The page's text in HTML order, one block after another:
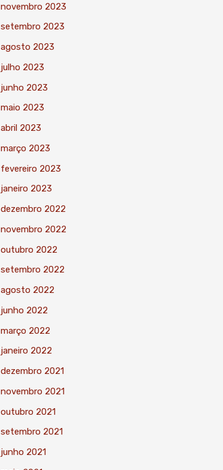
novembro 2023
setembro 2023
agosto 2023
julho 2023
junho 2023
maio 2023
abril 2023
março 2023
fevereiro 2023
janeiro 2023
dezembro 2022
novembro 2022
outubro 2022
setembro 2022
agosto 2022
junho 2022
março 2022
janeiro 2022
dezembro 2021
novembro 2021
outubro 2021
setembro 2021
junho 2021